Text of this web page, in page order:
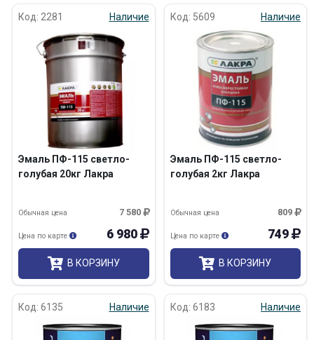
Код: 2281 Наличие
Эмаль ПФ-115 светло-
голубая 20кг Лакра
7 580
Обычная цена
6 980
Цена по карте
В КОРЗИНУ
Код: 5609 Наличие
Эмаль ПФ-115 светло-
голубая 2кг Лакра
809
Обычная цена
749
Цена по карте
В КОРЗИНУ
Код: 6135 Наличие Код: 6183 Наличие